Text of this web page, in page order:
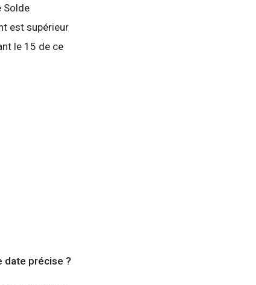
Solde
est supérieur
le 15 de ce
date précise ?